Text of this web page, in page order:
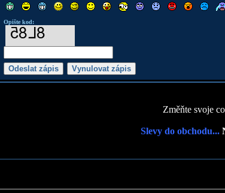
Opište kod:
Změňte svoje
Slevy do obchodu...